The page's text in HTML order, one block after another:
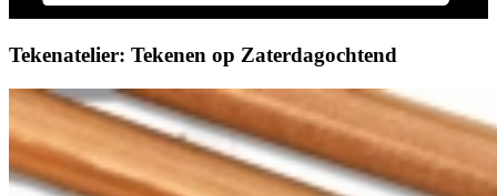
Tekenatelier: Tekenen op Zaterdagochtend